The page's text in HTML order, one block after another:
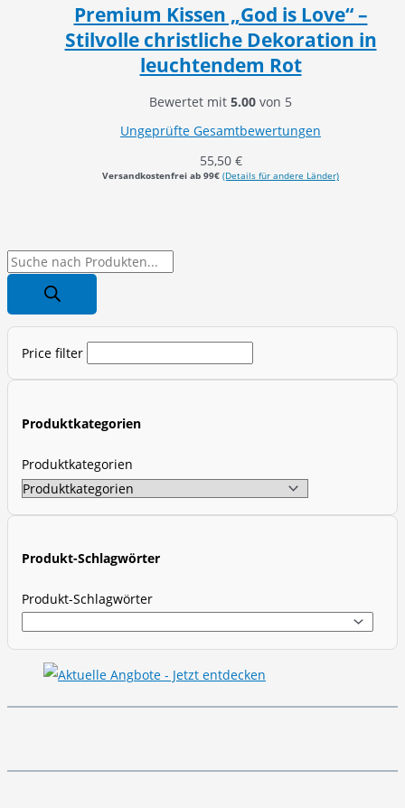
P
o
d
c
Price filter
Produktkategorien
Produktkategorien
Produkt-Schlagwörter
Produkt-Schlagwörter
Premium Kissen „God is Love“ –
Stilvolle christliche Dekoration in
leuchtendem Rot
Bewertet mit 5.00 von 5
Ungeprüfte Gesamtbewertungen
55,50 €
Versandkostenfrei ab 99€ (Details für andere Länder)